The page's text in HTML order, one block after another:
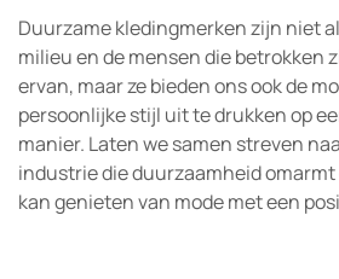
Duurzame kledingmerken zijn niet
milieu en de mensen die betrokken
ervan, maar ze bieden ons ook de
persoonlijke stijl uit te drukken op
manier. Laten we samen streven
industrie die duurzaamheid
kan genieten van mode met een